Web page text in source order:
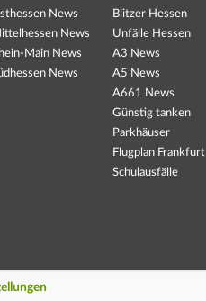
News
News
Main News
News
Blitzer Hessen
Unfälle Hessen
A3 News
A5 News
A661 News
Günstig tanken
Parkhäuser
Flugplan Frankfurt
Schulausfälle